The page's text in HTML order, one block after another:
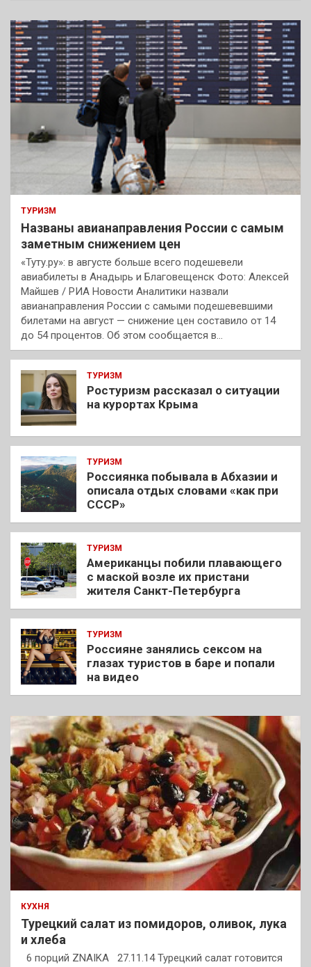
к
ТУРИЗМ
Названы авианаправления России с самым
заметным снижением цен
«Туту.ру»: в августе больше всего подешевели
авиабилеты в Анадырь и Благовещенск Фото: Алексей
Майшев / РИА Новости Аналитики назвали
авианаправления России с самыми подешевевшими
билетами на август — снижение цен составило от 14
до 54 процентов. Об этом сообщается в…
ТУРИЗМ
Ростуризм рассказал о ситуации
на курортах Крыма
ТУРИЗМ
Россиянка побывала в Абхазии и
описала отдых словами «как при
СССР»
ТУРИЗМ
Американцы побили плавающего
с маской возле их пристани
жителя Санкт-Петербурга
ТУРИЗМ
Россияне занялись сексом на
глазах туристов в баре и попали
на видео
КУХНЯ
Турецкий салат из помидоров, оливок, лука
и хлеба
6 порций ZNAIKA 27.11.14 Турецкий салат готовится